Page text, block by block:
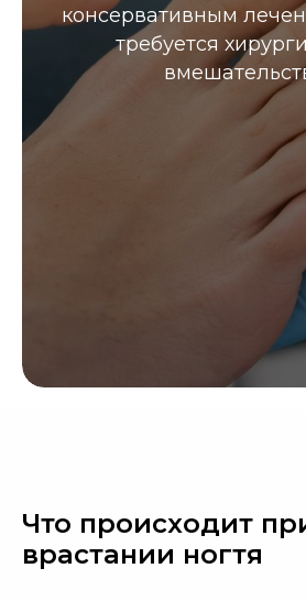
консервативным
требуется
Что происходит
врастании ногтя